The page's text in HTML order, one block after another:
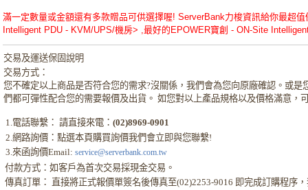
滿一定數量或金額還有多款贈品可供選擇喔! ServerBank力梭資訊給你最超
Intelligent PDU - KVM/UPS/機房> ,最好的EPOWER寶創 - ON-Site
交易及運送保固說明
交易方式：
您不確定以上商品是否符合您的需求?沒關係，我們會為您向原廠確認。或
們都可彈性配合您的需要報價及出貨。 如您對以上產品規格以及價格滿意，
1.電話聯繫： 請直接來電：(02)8969-0901
2.網路詢價：點選本頁購買詢價我們會立即與您聯繫!
3.來函詢價Email: service@serverbank.com.tw
付款方式：如客戶為首次交易採現金交易。
傳真訂單： 直接將正式報價單簽名後傳真至(02)2253-9016 即完成訂購程序